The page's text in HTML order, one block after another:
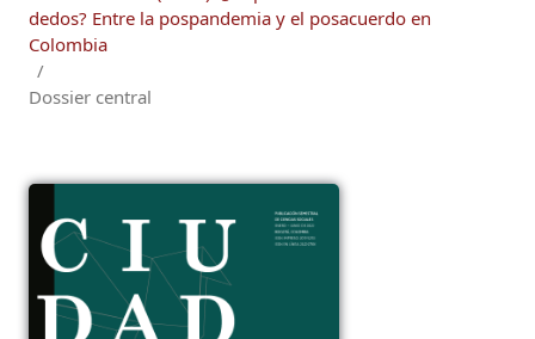
dedos? Entre la pospandemia y el posacuerdo en
Colombia
/
Dossier central